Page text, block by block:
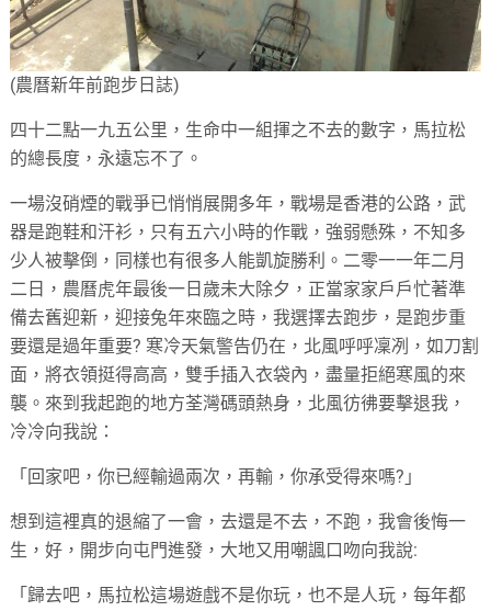
(農曆新年前跑步日誌)
四十二點一九五公里，生命中一組揮之不去的數字，馬拉松
的總長度，永遠忘不了。
一場沒硝煙的戰爭已悄悄展開多年，戰場是香港的公路，武
器是跑鞋和汗衫，只有五六小時的作戰，強弱懸殊，不知多
少人被擊倒，同樣也有很多人能凱旋勝利。二零一一年二月
二日，農曆虎年最後一日歲未大除夕，正當家家戶戶忙著準
備去舊迎新，迎接兔年來臨之時，我選擇去跑步，是跑步重
要還是過年重要? 寒冷天氣警告仍在，北風呼呼凜冽，如刀割
面，將衣領挺得高高，雙手插入衣袋內，盡量拒絕寒風的來
襲。來到我起跑的地方荃灣碼頭熱身，北風彷彿要擊退我，
冷冷向我說：
「回家吧，你已經輸過兩次，再輸，你承受得來嗎? 」
想到這裡真的退縮了一會，去還是不去，不跑，我會後悔一
生，好，開步向屯門進發，大地又用嘲諷口吻向我說:
「歸去吧，馬拉松這場遊戲不是你玩，也不是人玩，每年都